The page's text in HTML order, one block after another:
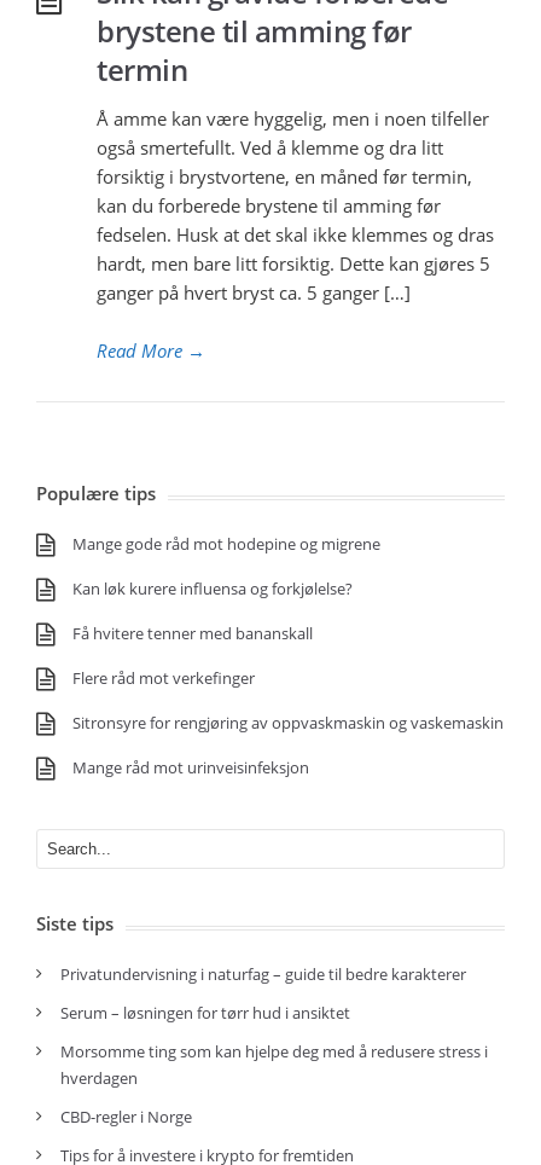
brystene til amming før
termin
Å amme kan være hyggelig, men i noen tilfeller
også smertefullt. Ved å klemme og dra litt
forsiktig i brystvortene, en måned før termin,
kan du forberede brystene til amming før
fedselen. Husk at det skal ikke klemmes og dras
hardt, men bare litt forsiktig. Dette kan gjøres 5
ganger på hvert bryst ca. 5 ganger […]
Read More →
Populære tips
Mange gode råd mot hodepine og migrene
Kan løk kurere influensa og forkjølelse?
Få hvitere tenner med bananskall
Flere råd mot verkefinger
Sitronsyre for rengjøring av oppvaskmaskin og vaskemaskin
Mange råd mot urinveisinfeksjon
Siste tips
Privatundervisning i naturfag – guide til bedre karakterer
Serum – løsningen for tørr hud i ansiktet
Morsomme ting som kan hjelpe deg med å redusere stress i
hverdagen
CBD-regler i Norge
Tips for å investere i krypto for fremtiden